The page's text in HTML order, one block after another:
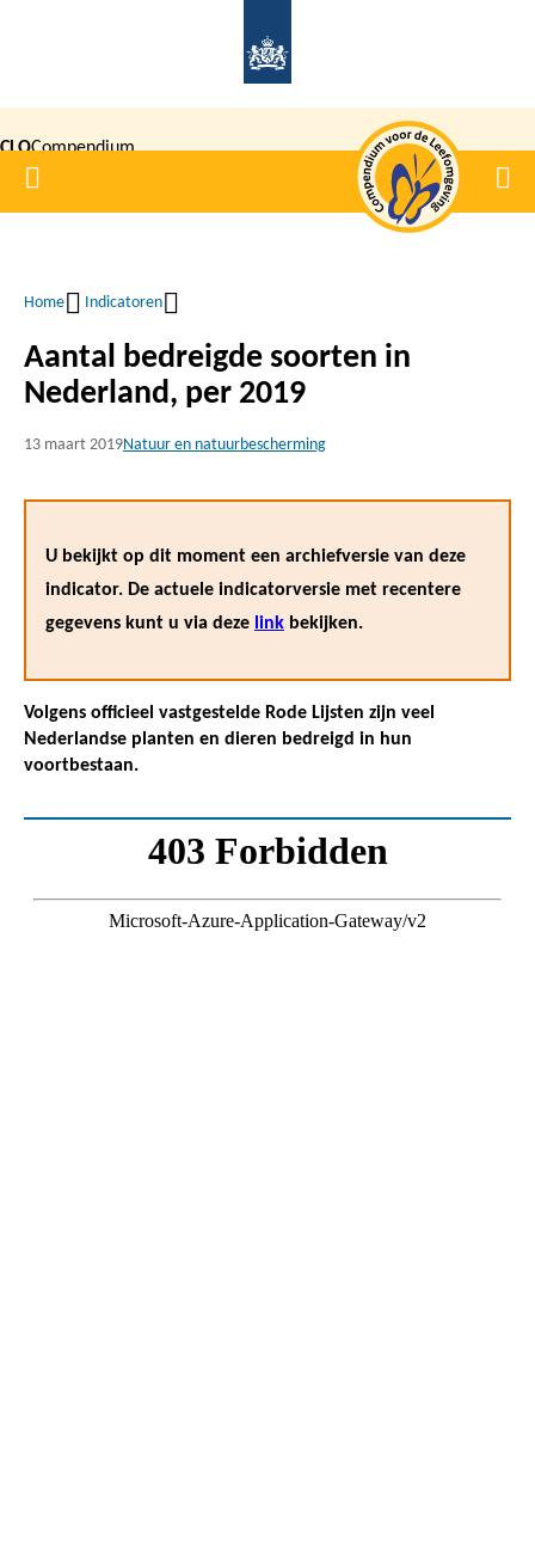
inhoud
gaan
CLOCompendium
voor de
Home
Kruimelpad
Home Indicatoren
Aantal bedreigde soorten in
Nederland, per 2019
13 maart 2019Natuur en natuurbescherming
U bekijkt op dit moment een archiefversie van deze
indicator. De actuele indicatorversie met recentere
gegevens kunt u via deze link bekijken.
Volgens officieel vastgestelde Rode Lijsten zijn veel
Nederlandse planten en dieren bedreigd in hun
voortbestaan.